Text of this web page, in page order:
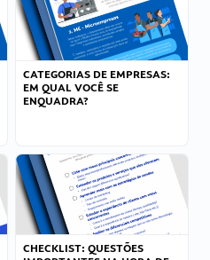
CATEGORIAS DE EMPRESAS:
EM QUAL VOCÊ SE
ENQUADRA?
CHECKLIST: QUESTÕES